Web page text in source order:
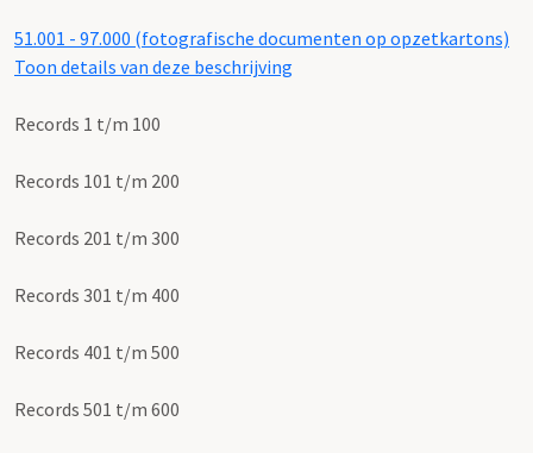
51.001 - 97.000 (fotografische documenten op opzetkartons)
Toon details van deze beschrijving
Records 1 t/m 100
Records 101 t/m 200
Records 201 t/m 300
Records 301 t/m 400
Records 401 t/m 500
Records 501 t/m 600